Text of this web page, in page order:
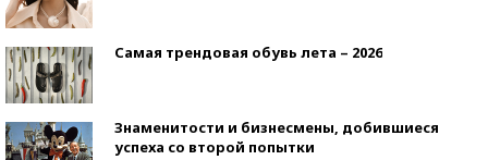
Самая трендовая обувь лета – 2026
Знаменитости и бизнесмены, добившиеся
успеха со второй попытки